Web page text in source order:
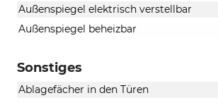
Außenspiegel elektrisch verstellbar
Außenspiegel beheizbar
Sonstiges
Ablagefächer in den Türen